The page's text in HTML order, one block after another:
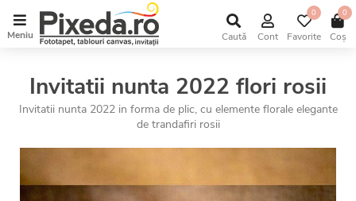
Meniu Caută Cont Favorite
0
Coș
0
Invitatii nunta 2022 flori rosii
Invitatii nunta 2022 in forma de plic, cu elemente florale elegante
de trandafiri rosii